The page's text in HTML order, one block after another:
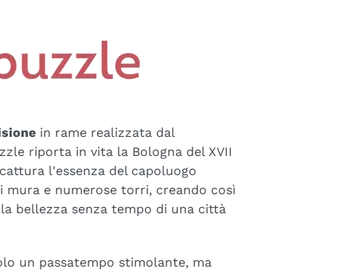
in rame realizzata dal
riporta in vita la Bologna del XVII
l'essenza del capoluogo
e numerose torri, creando così
bellezza senza tempo di una città
un passatempo stimolante, ma